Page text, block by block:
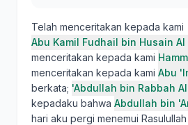
Telah menceritakan kepada kami
Abu Kamil Fudhail bin Husain
menceritakan kepada kami
menceritakan kepada kami Abu
berkata; 'Abdullah bin Rabbah
kepadaku bahwa Abdullah bin
hari aku pergi menemui